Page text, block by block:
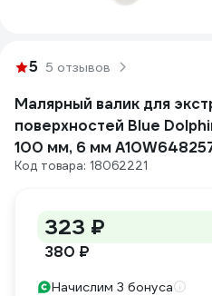
5 5 отзывов
Малярный валик для
поверхностей Blue
100 мм, 6 мм
Код товара: 18062221
323 ₽
380 ₽
Начислим 3 бонуса